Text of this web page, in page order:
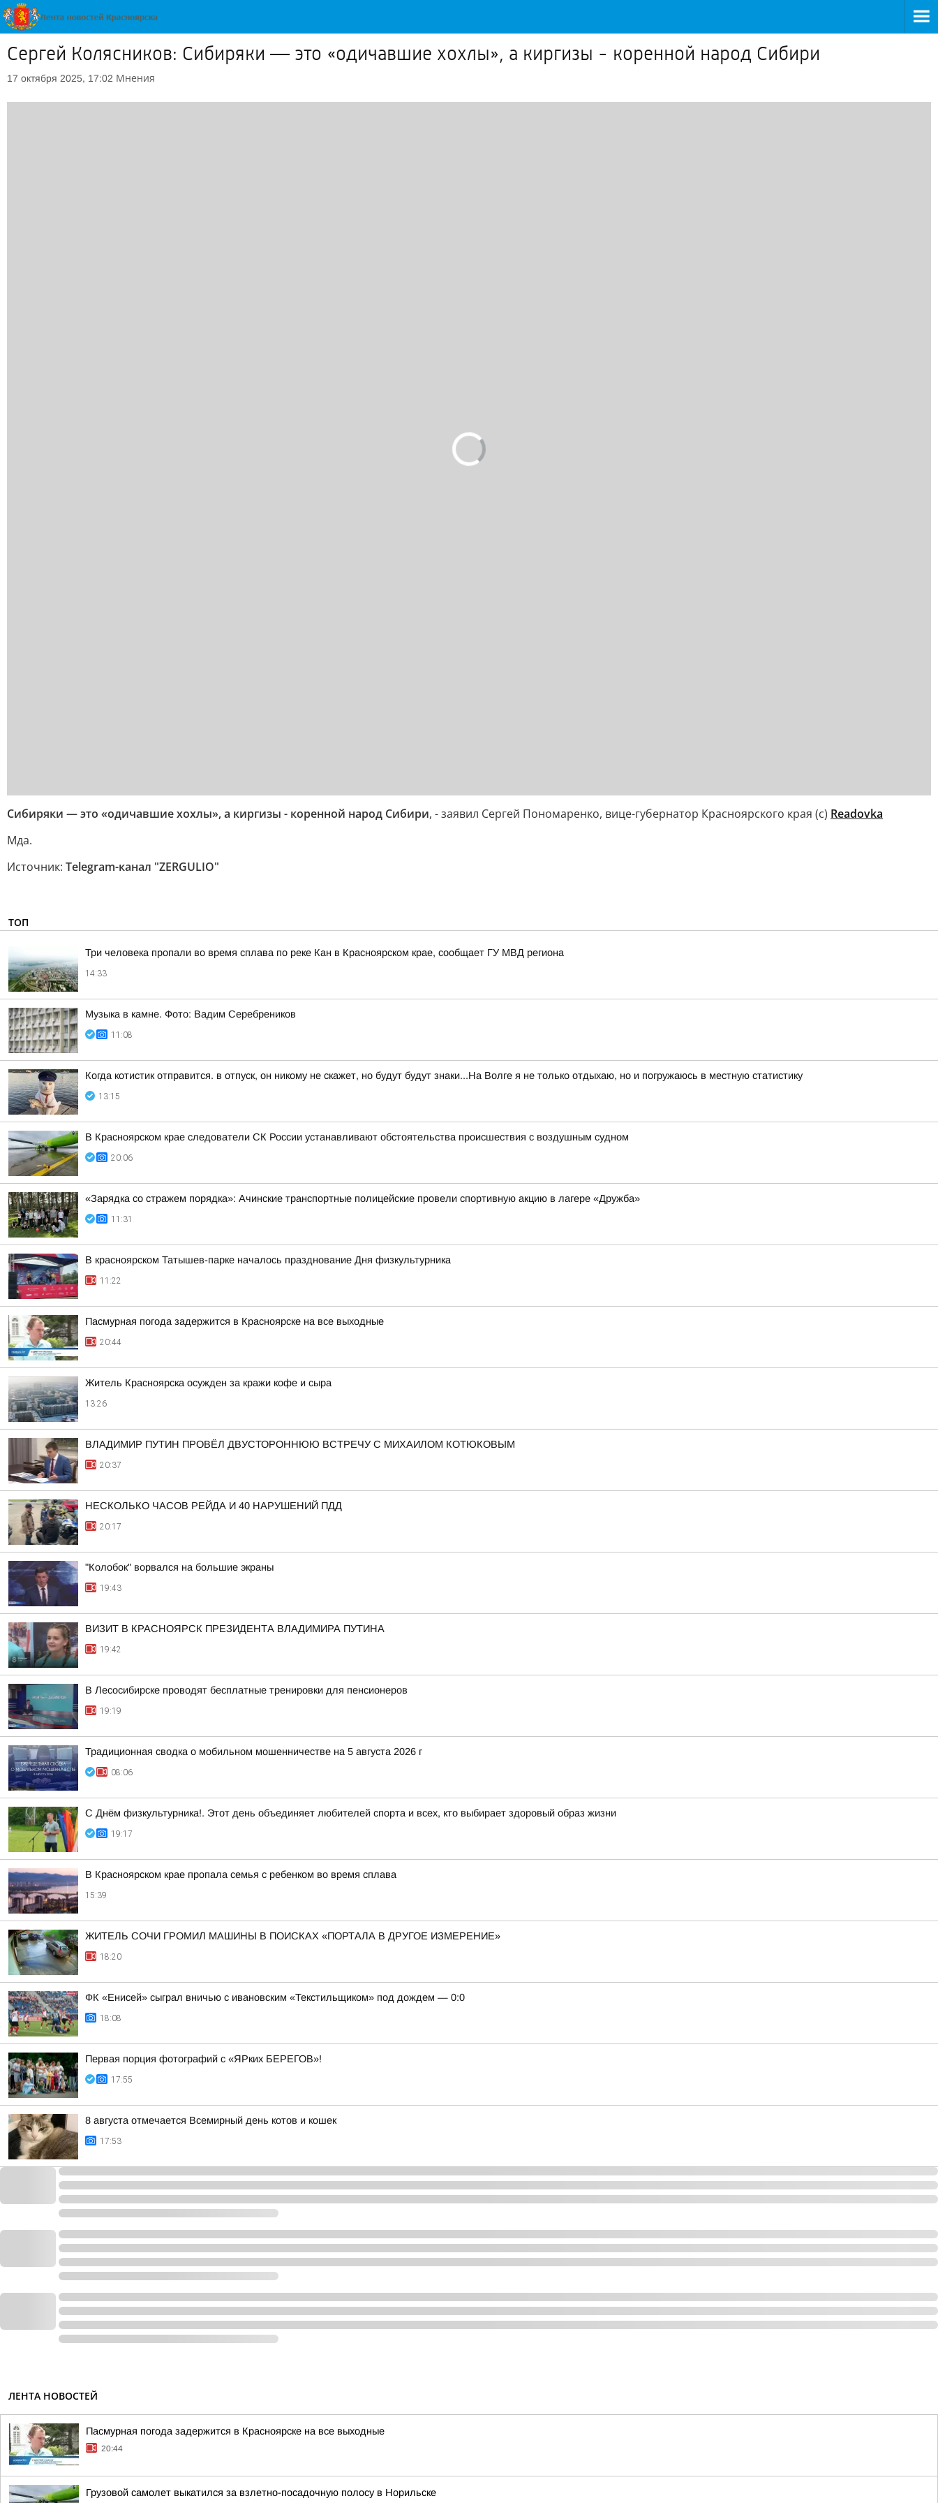
Сергей Колясников: Сибиряки — это «одичавшие хохлы», а киргизы - коренной народ Сибири
17 октября 2025, 17:02 Мнения
Сибиряки — это «одичавшие хохлы», а киргизы - коренной народ Сибири, - заявил Сергей Пономаренко, вице-губернатор Красноярского края (с) Readovka
Мда.
Источник: Telegram-канал "ZERGULIO"
ТОП
Три человека пропали во время сплава по реке Кан в Красноярском крае, сообщает ГУ МВД региона
14:33
Музыка в камне. Фото: Вадим Серебреников
11:08
Когда котистик отправится. в отпуск, он никому не скажет, но будут будут знаки...На Волге я не только отдыхаю, но и погружаюсь в местную статистику
13:15
В Красноярском крае следователи СК России устанавливают обстоятельства происшествия с воздушным судном
20:06
«Зарядка со стражем порядка»: Ачинские транспортные полицейские провели спортивную акцию в лагере «Дружба»
11:31
В красноярском Татышев-парке началось празднование Дня физкультурника
11:22
Пасмурная погода задержится в Красноярске на все выходные
20:44
Житель Красноярска осужден за кражи кофе и сыра
13:26
ВЛАДИМИР ПУТИН ПРОВЁЛ ДВУСТОРОННЮЮ ВСТРЕЧУ С МИХАИЛОМ КОТЮКОВЫМ
20:37
НЕСКОЛЬКО ЧАСОВ РЕЙДА И 40 НАРУШЕНИЙ ПДД
20:17
"Колобок" ворвался на большие экраны
19:43
ВИЗИТ В КРАСНОЯРСК ПРЕЗИДЕНТА ВЛАДИМИРА ПУТИНА
19:42
В Лесосибирске проводят бесплатные тренировки для пенсионеров
19:19
Традиционная сводка о мобильном мошенничестве на 5 августа 2026 г
08:06
С Днём физкультурника!. Этот день объединяет любителей спорта и всех, кто выбирает здоровый образ жизни
19:17
В Красноярском крае пропала семья с ребенком во время сплава
15:39
ЖИТЕЛЬ СОЧИ ГРОМИЛ МАШИНЫ В ПОИСКАХ «ПОРТАЛА В ДРУГОЕ ИЗМЕРЕНИЕ»
18:20
ФК «Енисей» сыграл вничью с ивановским «Текстильщиком» под дождем — 0:0
18:08
Первая порция фотографий с «ЯРких БЕРЕГОВ»!
17:55
8 августа отмечается Всемирный день котов и кошек
17:53
ЛЕНТА НОВОСТЕЙ
Пасмурная погода задержится в Красноярске на все выходные
20:44
Грузовой самолет выкатился за взлетно-посадочную полосу в Норильске